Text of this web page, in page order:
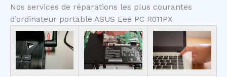
Nos services de réparations les plus courantes
d’ordinateur portable ASUS Eee PC R011PX